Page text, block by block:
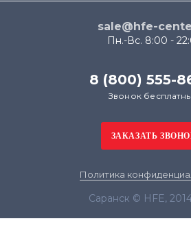
sale@hfe-
Пн.-Вс. 8:00 -
8 (800) 555-
Звонок
Политика
Саранск © HFE,